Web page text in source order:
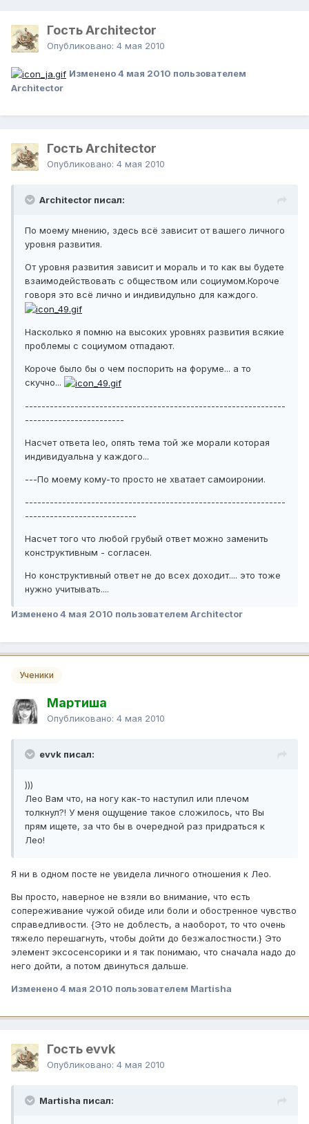
Гость Architector
Опубликовано: 4 мая 2010
Изменено4 мая 2010 пользователем
Architector
Гость Architector
Опубликовано: 4 мая 2010
Architector писал:
По моему мнению, здесь всё зависит от вашего личного
уровня развития.
От уровня развития зависит и мораль и то как вы будете
взаимодействовать с обществом или социумом.Короче
говоря это всё лично и индивидульно для каждого.
Насколько я помню на высоких уровнях развития всякие
проблемы с социумом отпадают.
Короче было бы о чем поспорить на форуме... а то
скучно...
---------------------------------------------------------------
------------------------
Насчет ответа leo, опять тема той же морали которая
индивидуальна у каждого...
---По моему кому-то просто не хватает самоиронии.
---------------------------------------------------------------
---------------------------
Насчет того что любой грубый ответ можно заменить
конструктивным - согласен.
Но конструктивный ответ не до всех доходит.... это тоже
нужно учитывать....
Изменено4 мая 2010 пользователем Architector
Ученики
Мартиша
Опубликовано: 4 мая 2010
evvk писал:
)))
Лео Вам что, на ногу как-то наступил или плечом
толкнул?! У меня ощущение такое сложилось, что Вы
прям ищете, за что бы в очередной раз придраться к
Лео!
Я ни в одном посте не увидела личного отношения к Лео.
Вы просто, наверное не взяли во внимание, что есть
сопереживание чужой обиде или боли и обостренное чувство
справедливости. {Это не доблесть, а наоборот, то что очень
тяжело перешагнуть, чтобы дойти до безжалостности.} Это
элемент эксосенсорики и я так понимаю, что сначала надо до
него дойти, а потом двинуться дальше.
Изменено4 мая 2010 пользователем Martisha
Гость evvk
Опубликовано: 4 мая 2010
Martisha писал: